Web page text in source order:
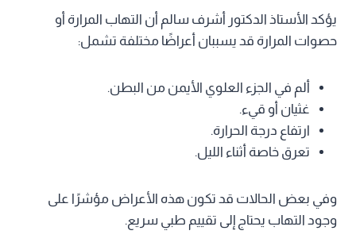
يؤكد الأستاذ الدكتور أشرف سالم أن التهاب المرارة أو
حصوات المرارة قد يسببان أعراضًا مختلفة تشمل:
ألم في الجزء العلوي الأيمن من البطن.
غثيان أو قيء.
ارتفاع درجة الحرارة.
تعرق خاصة أثناء الليل.
وفي بعض الحالات قد تكون هذه الأعراض مؤشرًا على
وجود التهاب يحتاج إلى تقييم طبي سريع.